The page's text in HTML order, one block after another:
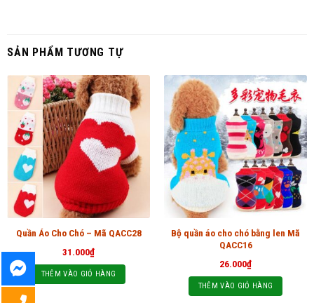
SẢN PHẨM TƯƠNG TỰ
Quần Áo Cho Chó – Mã QACC28
31.000₫
THÊM VÀO GIỎ HÀNG
Bộ quần áo cho chó bằng len Mã
QACC16
26.000₫
THÊM VÀO GIỎ HÀNG